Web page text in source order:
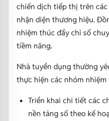
chiến dịch tiếp thị trên
nhận diện thương hiệu.
nhiệm thúc đẩy chỉ số
tiềm năng.
Nhà tuyển dụng thường
thực hiện các nhóm nhiệm
Triển khai chi tiết các
nền tảng số theo kế